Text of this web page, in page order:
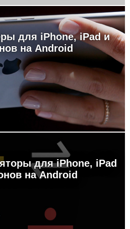
для iPhone, iPad и
на Android
для iPhone, iPad
на Android